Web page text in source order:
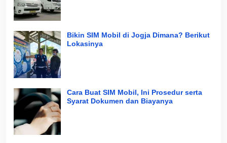
Bikin SIM Mobil di Jogja Dimana? Berikut
Lokasinya
Cara Buat SIM Mobil, Ini Prosedur serta
Syarat Dokumen dan Biayanya